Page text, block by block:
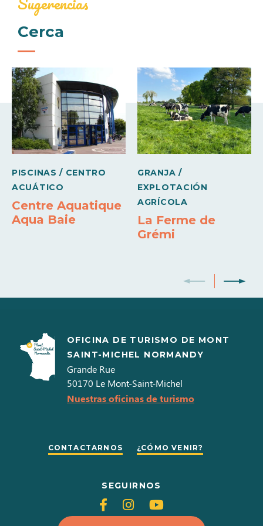
Mid-week (amueblado)
860€ 960€
Medios de pago
Tarjeta bancaria Cheques de vacaciones
Servicios
Comodidades
Barbacoa Congelador Sábanas y toallas incluidas
WiFi
Cerca
PISCINAS / CENTRO
ACUÁTICO
Centre Aquatique
Aqua Baie
GRANJA /
EXPLOTACIÓN
AGRÍCOLA
La Ferme de
Grémi
OFICINA DE TURISMO DE MONT
SAINT-MICHEL NORMANDY
Grande Rue
50170 Le Mont-Saint-Michel
Nuestras oficinas de turismo
CONTACTARNOS ¿CÓMO VENIR?
SEGUIRNOS
SiganosSiganosSiganos